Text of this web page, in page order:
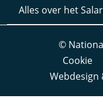
Alles over het
©
Cookie
Webdesign